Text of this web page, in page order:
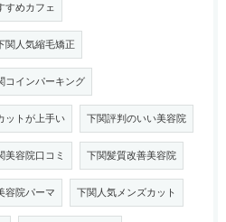
すめカフェ
関人気縮毛矯正
コインパーキング
ットが上手い 下関評判のいい美容院
美容院口コミ 下関髪質改善美容院
容院パーマ 下関人気メンズカット